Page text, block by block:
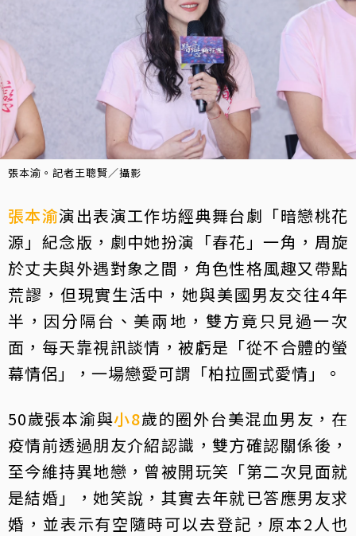
張本渝。記者王聰賢／攝影
張本渝演出表演工作坊經典舞台劇「暗戀桃花
源」紀念版，劇中她扮演「春花」一角，周旋
於丈夫與外遇對象之間，角色性格風趣又帶點
荒謬，但現實生活中，她與美國男友交往4年
半，因分隔台、美兩地，雙方竟只見過一次
面，每天靠視訊談情，被虧是「從不合體的螢
幕情侶」，一場戀愛可謂「柏拉圖式愛情」。
50歲張本渝與小8歲的圈外台美混血男友，在
疫情前透過朋友介紹認識，雙方確認關係後，
至今維持異地戀，曾被開玩笑「第二次見面就
是結婚」，她笑說，其實去年就已答應男友求
婚，並表示有空隨時可以去登記，原本2人也